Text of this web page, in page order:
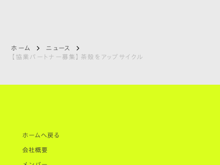
ホーム ニュース
【協業パートナー募集】茶殻をアップサイクル
ホームへ戻る
会社概要